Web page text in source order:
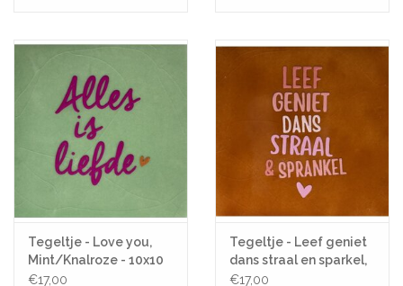
Tegeltje - Love you,
Mint/Knalroze - 10x10
€17,00
Tegeltje - Leef geniet
dans straal en sparkel,
Terra/Roze - 10x10
€17,00